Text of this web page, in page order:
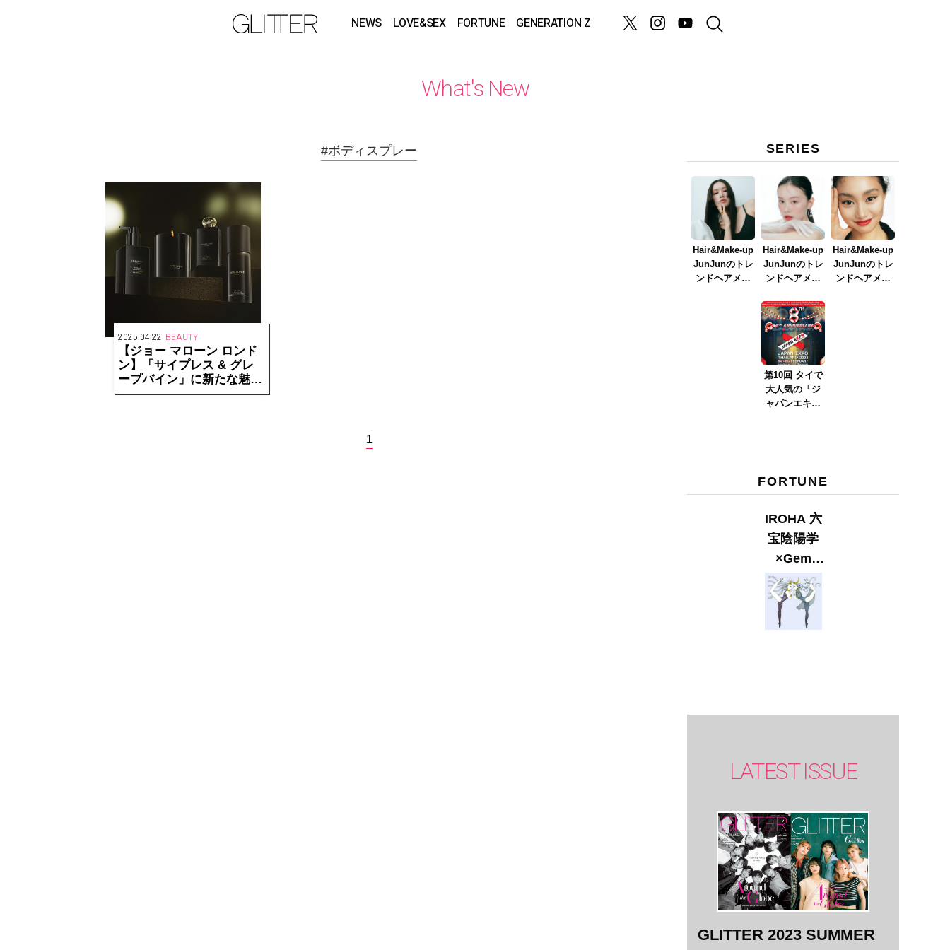
NEWS LOVE&SEX FORTUNE GENERATION Z
What's New
#ボディスプレー
2025.04.22 BEAUTY
【ジョー マローン ロンド
ン】「サイプレス & グレ
ープバイン」に新たな魅力
がプラス
1
SERIES
Hair&Make-up
JunJunのトレ
ンドヘアメイ
Hair&Make-up
JunJunのトレ
ンドヘアメイ
イク
ver.2023』
Hair&Make-up
JunJunのトレ
ンドヘアメイ
第10回 タイで
大人気の「ジ
ャパンエキス
FORTUNE
IROHA 六
宝陰陽学
×Gem
Muse
【GLITTER
2023
LATEST ISSUE
GLITTER 2023 SUMMER